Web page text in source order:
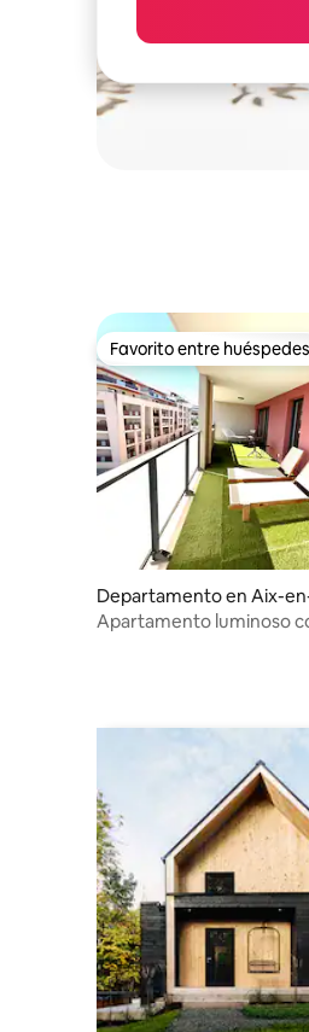
Favorito entre huéspedes
Favorito entre huéspedes
Departamento en Aix-
vence
Apartamento luminoso